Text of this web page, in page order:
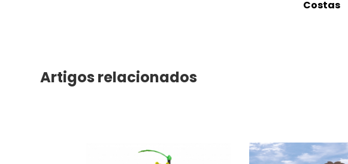
Costas
Artigos relacionados